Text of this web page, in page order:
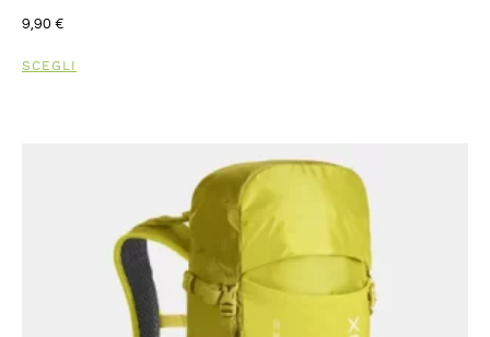
9,90 €
SCEGLI